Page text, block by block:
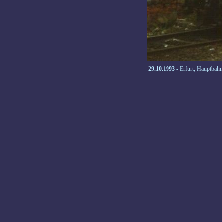
29.10.1993 - Erfurt,